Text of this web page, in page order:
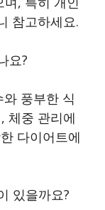
참고하세요.
요?
풍부한 식
체중 관리에
다이어트에
있을까요?